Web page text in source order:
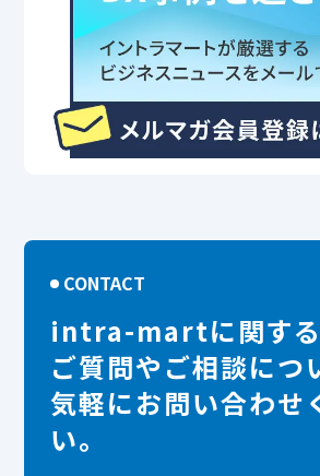
CONTACT
intra-martに関する
ご質問やご相談につ
気軽にお問い合わせ
い。